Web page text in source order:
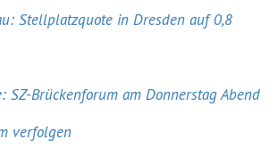
Stellplatzquote in Dresden auf 0,8
SZ-Brückenforum am Donnerstag Abend
verfolgen